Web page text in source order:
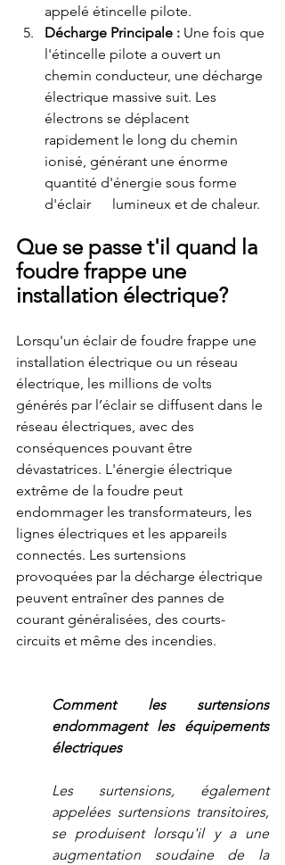
appelé étincelle pilote.
Décharge Principale : Une fois que
l'étincelle pilote a ouvert un
chemin conducteur, une décharge
électrique massive suit. Les
électrons se déplacent
rapidement le long du chemin
ionisé, générant une énorme
quantité d'énergie sous forme
d'éclair      lumineux et de chaleur.
Que se passe t'il quand la
foudre frappe une
installation électrique?
Lorsqu'un éclair de foudre frappe une
installation électrique ou un réseau
électrique, les millions de volts
générés par l’éclair se diffusent dans le
réseau électriques, avec des
conséquences pouvant être
dévastatrices. L'énergie électrique
extrême de la foudre peut
endommager les transformateurs, les
lignes électriques et les appareils
connectés. Les surtensions
provoquées par la décharge électrique
peuvent entraîner des pannes de
courant généralisées, des courts-
circuits et même des incendies.
Comment les surtensions
endommagent les équipements
électriques
Les surtensions, également
appelées surtensions transitoires,
se produisent lorsqu'il y a une
augmentation soudaine de la